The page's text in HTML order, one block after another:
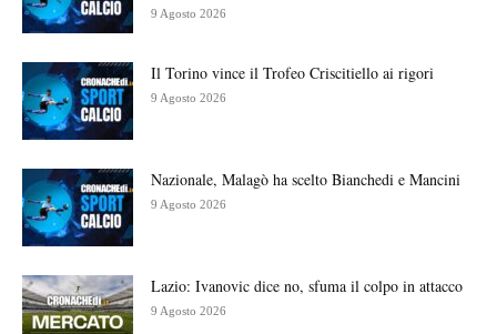
9 Agosto 2026
Il Torino vince il Trofeo Criscitiello ai rigori
9 Agosto 2026
Nazionale, Malagò ha scelto Bianchedi e Mancini
9 Agosto 2026
Lazio: Ivanovic dice no, sfuma il colpo in attacco
9 Agosto 2026